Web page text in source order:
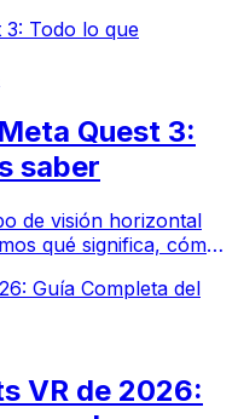
mixta insignia de
3: Todo lo que
Quest 3:
saber
de visión horizontal
qué significa, cómo
Guía Completa del
VR de 2026: